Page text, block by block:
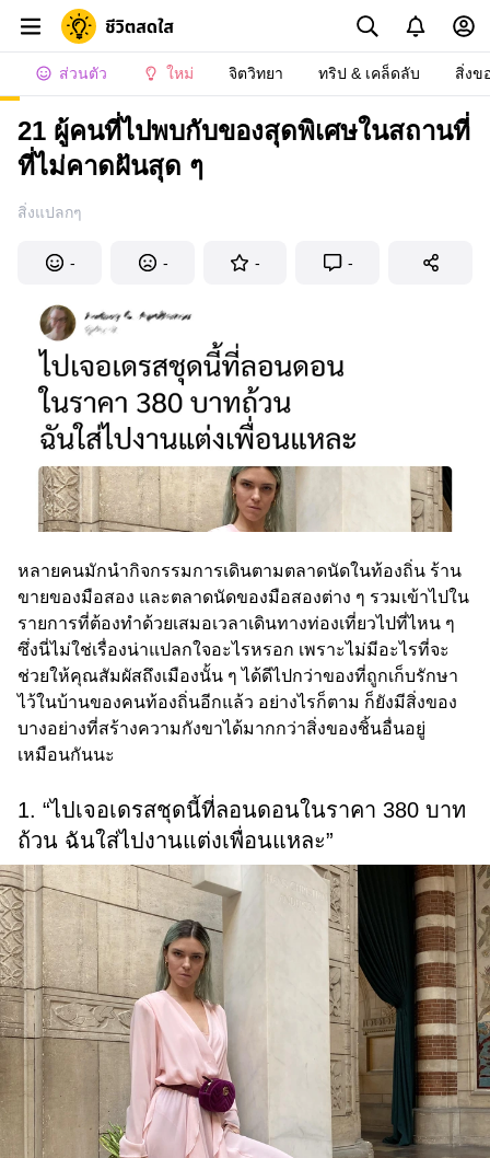
ส่วนตัว ใหม่ จิตวิทยา ทริป & เคล็ดลับ สิ่งข
21 ผู้คนที่ไปพบกับของสุดพิเศษในสถานที่
ที่ไม่คาดฝันสุด ๆ
สิ่งแปลกๆ
- - - -
หลายคนมักนำกิจกรรมการเดินตามตลาดนัดในท้องถิ่น ร้าน
ขายของมือสอง และตลาดนัดของมือสองต่าง ๆ รวมเข้าไปใน
รายการที่ต้องทำด้วยเสมอเวลาเดินทางท่องเที่ยวไปที่ไหน ๆ
ซึ่งนี่ไม่ใช่เรื่องน่าแปลกใจอะไรหรอก เพราะไม่มีอะไรที่จะ
ช่วยให้คุณสัมผัสถึงเมืองนั้น ๆ ได้ดีไปกว่าของที่ถูกเก็บรักษา
ไว้ในบ้านของคนท้องถิ่นอีกแล้ว อย่างไรก็ตาม ก็ยังมีสิ่งของ
บางอย่างที่สร้างความกังขาได้มากกว่าสิ่งของชิ้นอื่นอยู่
เหมือนกันนะ
1. “ไปเจอเดรสชุดนี้ที่ลอนดอนในราคา 380 บาท
ถ้วน ฉันใส่ไปงานแต่งเพื่อนแหละ”